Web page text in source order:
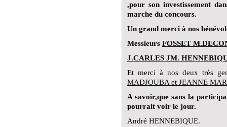
,pour son investissement
marche du concours.
Un grand merci à nos
Messieurs FOSSET
J.CARLES JM.
Et merci à nos deux très
MADJOUBA et JEANNE
A savoir,que sans la
pourrait voir le jour.
André HENNEBIQUE.